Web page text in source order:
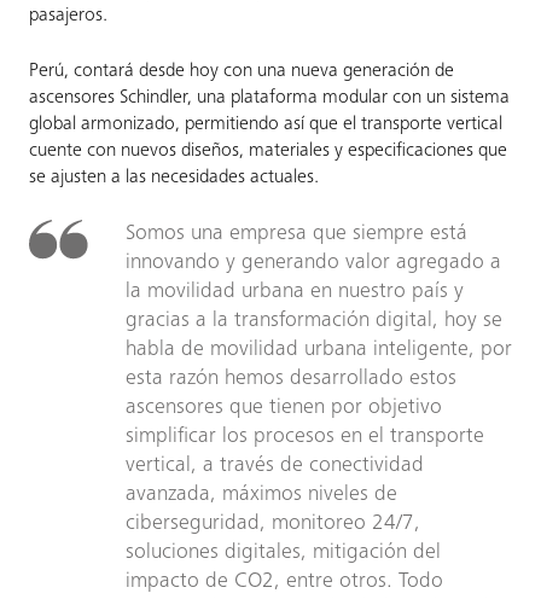
pasajeros.
Perú, contará desde hoy con una nueva generación de
ascensores Schindler, una plataforma modular con un sistema
global armonizado, permitiendo así que el transporte vertical
cuente con nuevos diseños, materiales y especificaciones que
se ajusten a las necesidades actuales.
Somos una empresa que siempre está
innovando y generando valor agregado a
la movilidad urbana en nuestro país y
gracias a la transformación digital, hoy se
habla de movilidad urbana inteligente, por
esta razón hemos desarrollado estos
ascensores que tienen por objetivo
simplificar los procesos en el transporte
vertical, a través de conectividad
avanzada, máximos niveles de
ciberseguridad, monitoreo 24/7,
soluciones digitales, mitigación del
impacto de CO2, entre otros. Todo